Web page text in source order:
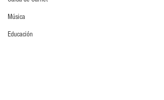
Música
Educación